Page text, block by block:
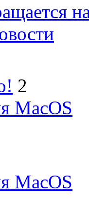
2
MacOS
MacOS